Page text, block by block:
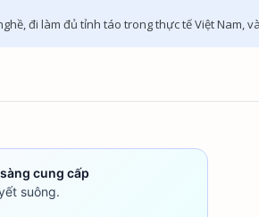
đi làm đủ tỉnh táo trong thực tế Việt Nam,
cung cấp
suông.